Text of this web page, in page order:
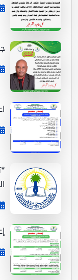
منذ
جامعة
منذ
اعلان
منذ 4 أشهر
المبارك*
منذ 5 أشهر
إعلان
منذ 6 أشهر